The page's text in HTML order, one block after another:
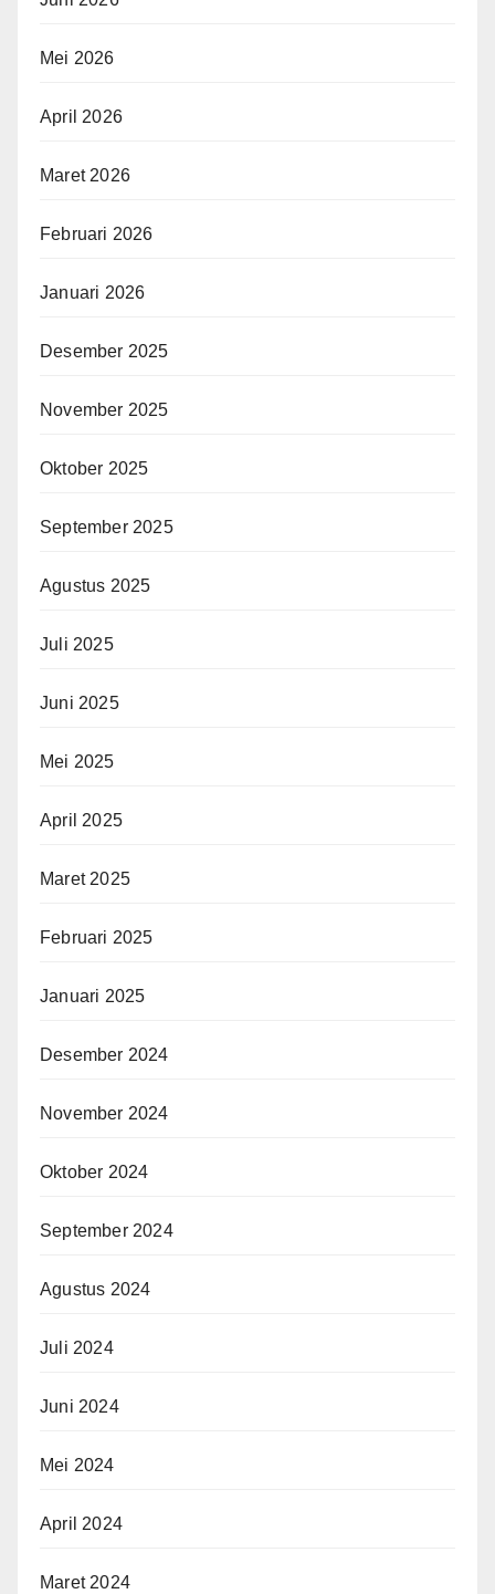
Mei 2026
April 2026
Maret 2026
Februari 2026
Januari 2026
Desember 2025
November 2025
Oktober 2025
September 2025
Agustus 2025
Juli 2025
Juni 2025
Mei 2025
April 2025
Maret 2025
Februari 2025
Januari 2025
Desember 2024
November 2024
Oktober 2024
September 2024
Agustus 2024
Juli 2024
Juni 2024
Mei 2024
April 2024
Maret 2024